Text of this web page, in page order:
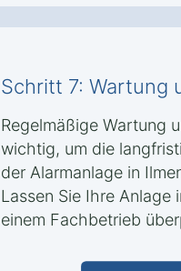
Schritt 7: Wartung
Regelmäßige Wartung
wichtig, um die
der Alarmanlage in
Lassen Sie Ihre
einem Fachbetrieb